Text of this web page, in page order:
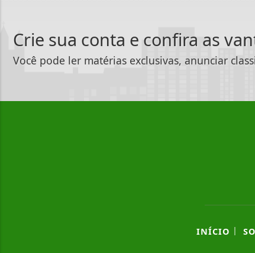
Crie sua conta e confira as
Você pode ler matérias exclusivas, anunciar
INÍCIO |